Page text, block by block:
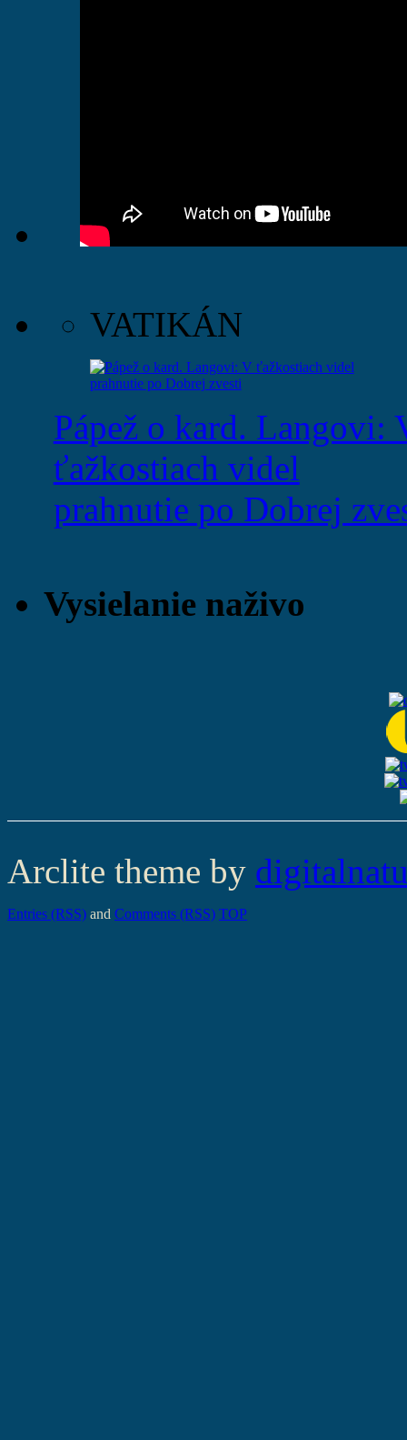
VATIKÁN
Pápež o kard. Langovi:
ťažkostiach videl
prahnutie po Dobrej
Vysielanie naživo
Arclite theme by
Entries (RSS) and Comments (RSS) TOP